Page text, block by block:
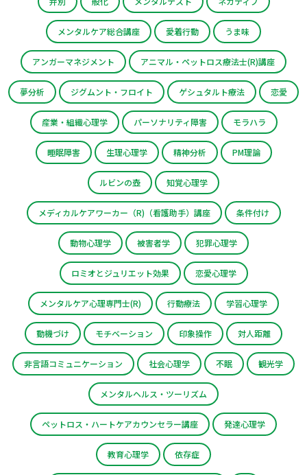
メンタルケア総合講座 愛着行動 うま味
アンガーマネジメント アニマル・ペットロス療法士(R)講座
夢分析 ジグムント・フロイト ゲシュタルト療法 恋愛
産業・組織心理学 パーソナリティ障害 モラハラ
睡眠障害 生理心理学 精神分析 PM理論
ルビンの壺 知覚心理学
メディカルケアワーカー（R)（看護助手）講座 条件付け
動物心理学 被害者学 犯罪心理学
ロミオとジュリエット効果 恋愛心理学
メンタルケア心理専門士(R) 行動療法 学習心理学
動機づけ モチベーション 印象操作 対人距離
非言語コミュニケーション 社会心理学 不眠 観光学
メンタルヘルス・ツーリズム
ペットロス・ハートケアカウンセラー講座 発達心理学
教育心理学 依存症